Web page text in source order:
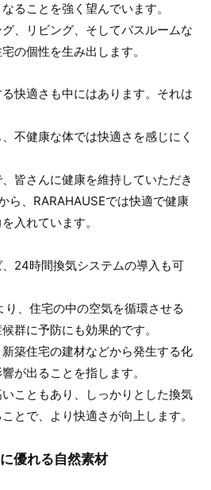
ることを強く望んでいます。
、リビング、そしてバスルームな
の個性を生み出します。
快適さも中にはあります。それは
不健康な体では快適さを感じにく
皆さんに健康を維持していただき
ら、RARAHAUSEでは快適で健康
入れています。
24時間換気システムの導入も可
、住宅の中の空気を循環させる
群に予防にも効果的です。
築住宅の建材などから発生する化
が出ることを指します。
こともあり、しっかりとした換気
とで、より快適さが向上します。
優れる自然素材